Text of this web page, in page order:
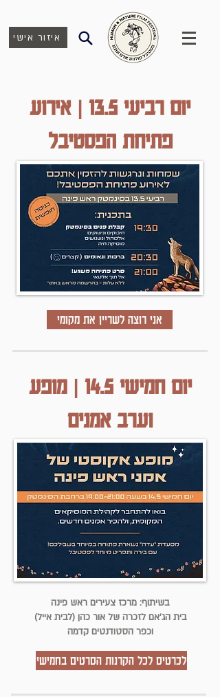
איזור אישי
יום רביעי 13.5 | אירוע
פתיחת הפסטיבל
אני רוצה לשריין את מקומי
יום חמישי 14.5 | מופע
וערב אמנים
בשיתוף: מרכז צעירים ראש פינה
בית הג'אם לזכרה של אור כהן (לבית אייל)
וכפר הסטודנטים קדמה
לכרטיס לכל הקרנות הסרטים בחמישי